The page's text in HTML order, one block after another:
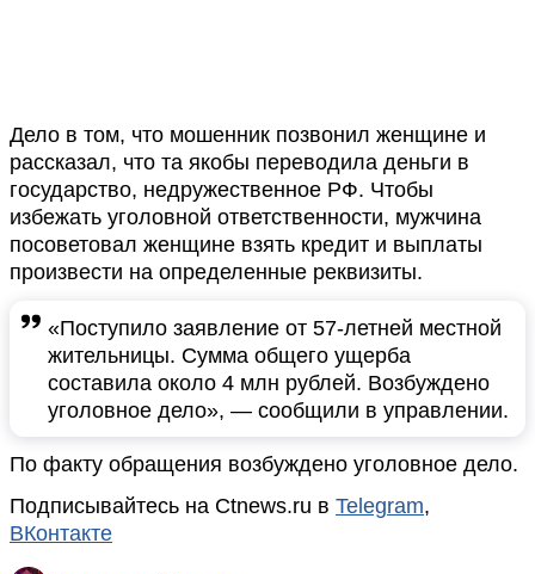
Дело в том, что мошенник позвонил женщине и
рассказал, что та якобы переводила деньги в
государство, недружественное РФ. Чтобы
избежать уголовной ответственности, мужчина
посоветовал женщине взять кредит и выплаты
произвести на определенные реквизиты.
«Поступило заявление от 57-летней местной
жительницы. Сумма общего ущерба
составила около 4 млн рублей. Возбуждено
уголовное дело», — сообщили в управлении.
По факту обращения возбуждено уголовное дело.
Подписывайтесь на Ctnews.ru в Telegram,
ВКонтакте